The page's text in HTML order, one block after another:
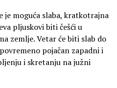
je moguća slaba, kratkotrajna
pljuskovi biti češći u
zemlje. Vetar će biti slab do
pojačan zapadni i
i skretanju na južni